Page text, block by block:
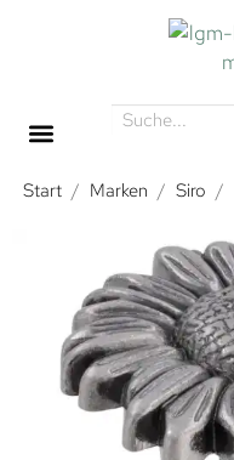
Start / Marken / Siro /